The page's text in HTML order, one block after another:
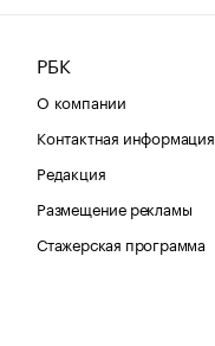
РБК
О компании
Контактная информация
Редакция
Размещение рекламы
Стажерская программа